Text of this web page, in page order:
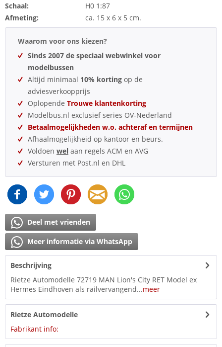
Schaal:
H0 1:87
Afmeting:
ca. 15 x 6 x 5 cm.
Waarom voor ons kiezen?
Sinds 2007 de speciaal webwinkel voor
modelbussen
Altijd minimaal 10% korting op de
adviesverkoopprijs
Oplopende Trouwe klantenkorting
Modelbus.nl exclusief series OV-Nederland
Betaalmogelijkheden w.o. achteraf en termijnen
Afhaalmogelijkheid op kantoor en beurs.
Voldoen wel aan regels ACM en AVG
Versturen met Post.nl en DHL
Deel met vrienden
Meer informatie via WhatsApp
Beschrijving
Rietze Automodelle 72719 MAN Lion's City RET Model ex
Hermes Eindhoven als railvervangend...meer
Rietze Automodelle
Fabrikant info: